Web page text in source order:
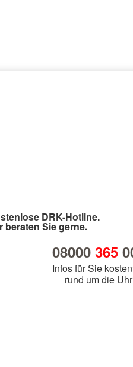
DRK-Hotline.
beraten Sie gerne.
08000 365
Infos für Sie
rund um die Uhr